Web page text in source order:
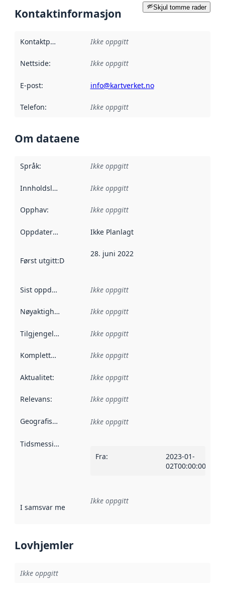
Skjul tomme rader
Kontaktinformasjon
Kontaktpunkt Ikke oppgitt
Nettside: Ikke oppgitt
E-post: info@kartverket.no
Telefon: Ikke oppgitt
Om dataene
Språk: Ikke oppgitt
Innholdsleverandører :
Ikke oppgitt
Opphav: Ikke oppgitt
Oppdateringsfrekvens :
Ikke Planlagt
Først utgitt:Denne datoen sier når dataene i dette
28. juni 2022
Sist oppdatert Ikke oppgitt
Nøyaktighet Ikke oppgitt
Tilgjengelighet Ikke oppgitt
Kompletthet Ikke oppgitt
Aktualitet: Ikke oppgitt
Relevans: Ikke oppgitt
Geografisk avgrensning :
Ikke oppgitt
Tidsmessig avgrensning
Fra:
2023-01-
02T00:00:00Z
I samsvar med Referanse til en implementasjonsregel
Ikke oppgitt
Lovhjemler
Ikke oppgitt